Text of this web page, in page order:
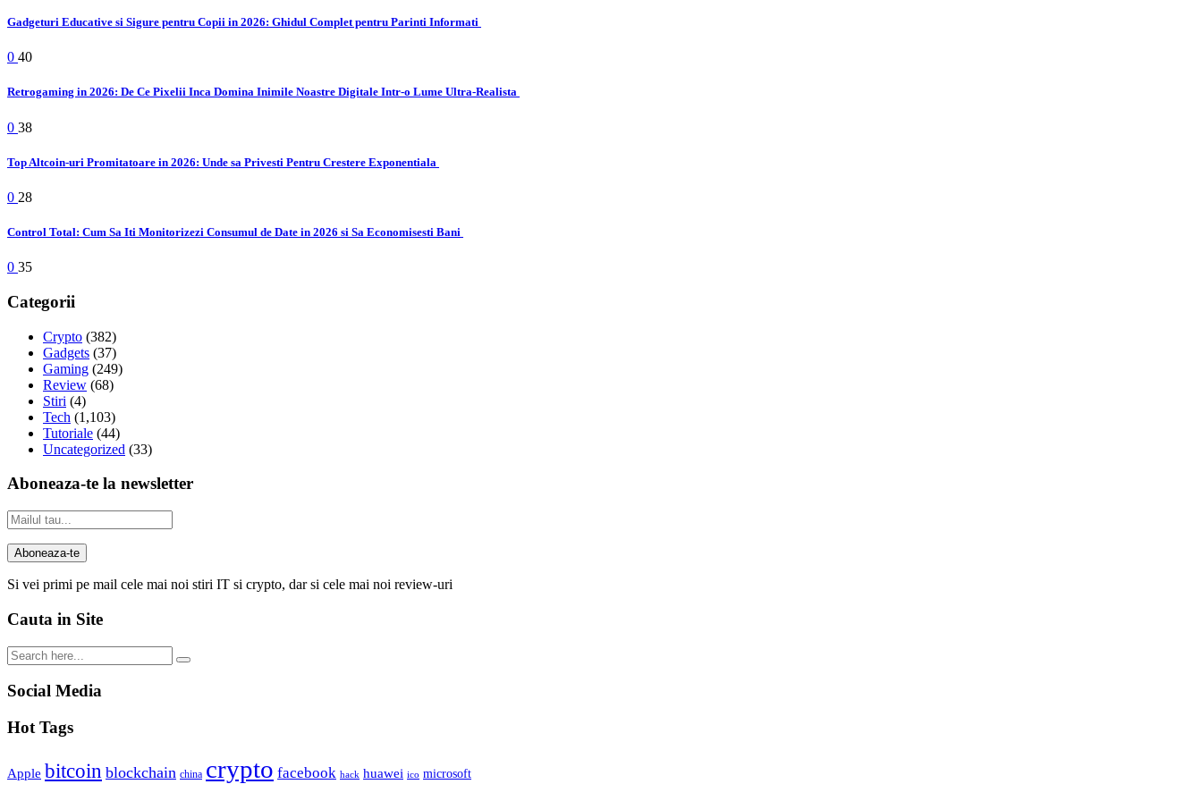
Gadgeturi Educative si Sigure pentru Copii in 2026: Ghidul Complet pentru Parinti Informati
0 40
Retrogaming in 2026: De Ce Pixelii Inca Domina Inimile Noastre Digitale Intr-o Lume Ultra-Realista
0 38
Top Altcoin-uri Promitatoare in 2026: Unde sa Privesti Pentru Crestere Exponentiala
0 28
Control Total: Cum Sa Iti Monitorizezi Consumul de Date in 2026 si Sa Economisesti Bani
0 35
Categorii
Crypto (382)
Gadgets (37)
Gaming (249)
Review (68)
Stiri (4)
Tech (1,103)
Tutoriale (44)
Uncategorized (33)
Aboneaza-te la newsletter
Si vei primi pe mail cele mai noi stiri IT si crypto, dar si cele mai noi review-uri
Cauta in Site
Social Media
Hot Tags
Apple bitcoin blockchain china crypto facebook hack huawei ico microsoft